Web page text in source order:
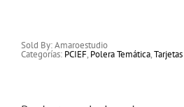
Sold By: Amaroestudio
Categorías: PCIEF, Polera Temática,